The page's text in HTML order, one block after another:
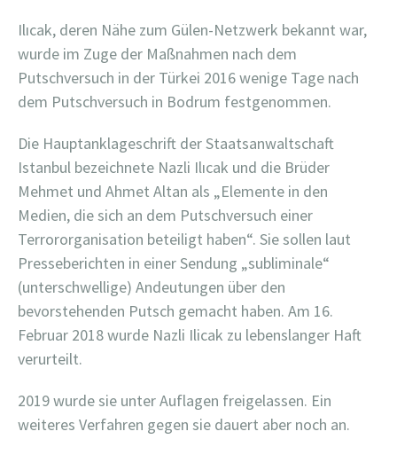
Ilıcak, deren Nähe zum Gülen-Netzwerk bekannt war,
wurde im Zuge der Maßnahmen nach dem
Putschversuch in der Türkei 2016 wenige Tage nach
dem Putschversuch in Bodrum festgenommen.
Die Hauptanklageschrift der Staatsanwaltschaft
Istanbul bezeichnete Nazli Ilıcak und die Brüder
Mehmet und Ahmet Altan als „Elemente in den
Medien, die sich an dem Putschversuch einer
Terrororganisation beteiligt haben“. Sie sollen laut
Presseberichten in einer Sendung „subliminale“
(unterschwellige) Andeutungen über den
bevorstehenden Putsch gemacht haben. Am 16.
Februar 2018 wurde Nazli Ilicak zu lebenslanger Haft
verurteilt.
2019 wurde sie unter Auflagen freigelassen. Ein
weiteres Verfahren gegen sie dauert aber noch an.